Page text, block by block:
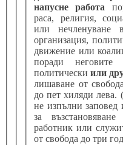
напусне работа
раса, религия,
или нечленуване
организация,
движение или
поради
политически или
лишаване от
до пет хиляди лева.
не изпълни заповед
за
работник или
от свобода до три